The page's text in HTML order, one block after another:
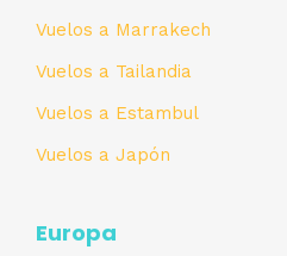
Vuelos a Marrakech
Vuelos a Tailandia
Vuelos a Estambul
Vuelos a Japón
Europa